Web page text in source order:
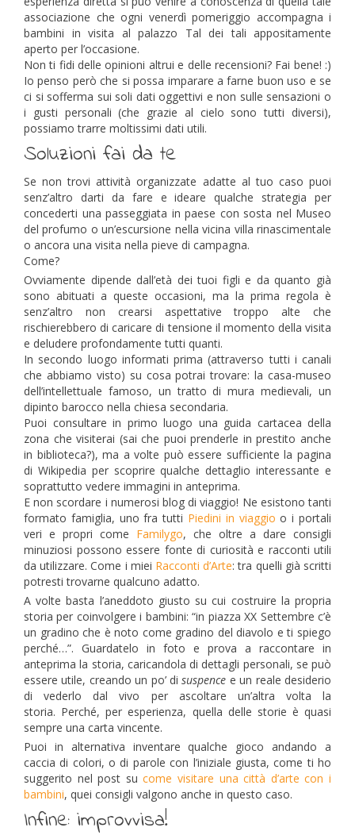
associazione che ogni venerdì pomeriggio accompagna i
bambini in visita al palazzo Tal dei tali appositamente
aperto per l’occasione.
Non ti fidi delle opinioni altrui e delle recensioni? Fai bene! :)
Io penso però che si possa imparare a farne buon uso e se
ci si sofferma sui soli dati oggettivi e non sulle sensazioni o
i gusti personali (che grazie al cielo sono tutti diversi),
possiamo trarre moltissimi dati utili.
Soluzioni fai da te
Se non trovi attività organizzate adatte al tuo caso puoi
senz’altro darti da fare e ideare qualche strategia per
concederti una passeggiata in paese con sosta nel Museo
del profumo o un’escursione nella vicina villa rinascimentale
o ancora una visita nella pieve di campagna.
Come?
Ovviamente dipende dall’età dei tuoi figli e da quanto già
sono abituati a queste occasioni, ma la prima regola è
senz’altro non crearsi aspettative troppo alte che
rischierebbero di caricare di tensione il momento della visita
e deludere profondamente tutti quanti.
In secondo luogo informati prima (attraverso tutti i canali
che abbiamo visto) su cosa potrai trovare: la casa-museo
dell’intellettuale famoso, un tratto di mura medievali, un
dipinto barocco nella chiesa secondaria.
Puoi consultare in primo luogo una guida cartacea della
zona che visiterai (sai che puoi prenderle in prestito anche
in biblioteca?), ma a volte può essere sufficiente la pagina
di Wikipedia per scoprire qualche dettaglio interessante e
soprattutto vedere immagini in anteprima.
E non scordare i numerosi blog di viaggio! Ne esistono tanti
formato famiglia, uno fra tutti Piedini in viaggio o i portali
veri e propri come Familygo, che oltre a dare consigli
minuziosi possono essere fonte di curiosità e racconti utili
da utilizzare. Come i miei Racconti d’Arte: tra quelli già scritti
potresti trovarne qualcuno adatto.
A volte basta l’aneddoto giusto su cui costruire la propria
storia per coinvolgere i bambini: “in piazza XX Settembre c’è
un gradino che è noto come gradino del diavolo e ti spiego
perché…”. Guardatelo in foto e prova a raccontare in
anteprima la storia, caricandola di dettagli personali, se può
essere utile, creando un po’ disuspence e un reale desiderio
di vederlo dal vivo per ascoltare un’altra volta la
storia. Perché, per esperienza, quella delle storie è quasi
sempre una carta vincente.
Puoi in alternativa inventare qualche gioco andando a
caccia di colori, o di parole con l’iniziale giusta, come ti ho
suggerito nel post sucome visitare una città d’arte con i
bambini, quei consigli valgono anche in questo caso.
Infine: improvvisa!